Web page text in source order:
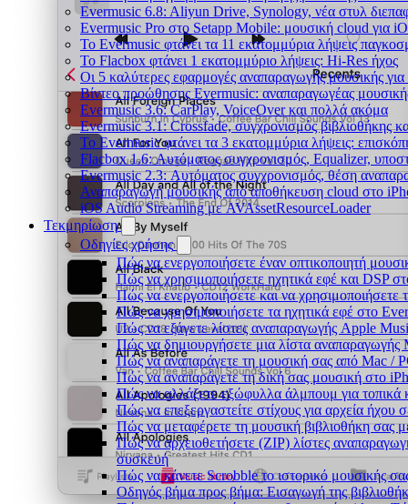
Evermusic 6.8: Aliyun Drive, Synology, νέα στυλ
Evermusic Pro στο Setapp Mobile: μουσική cloud για
Το Evermusic φτάνει τα 11 εκατομμύρια λήψεις
Το Flacbox φτάνει 1 εκατομμύριο λήψεις: Hi-Res ήχος
Οι 5 καλύτερες εφαρμογές αναπαραγωγής μουσικής
Βίντεο προώθησης Evermusic: αναπαραγωγέας
Evermusic 3.6: CarPlay, VoiceOver και πολλά ακόμα
Evermusic 3.1: Crossfade, συγχρονισμός βιβλιοθήκης
Το Evermusic φτάνει τα 3 εκατομμύρια λήψεις:
Flacbox 1.6: Αυτόματος συγχρονισμός, Equalizer,
Evermusic 2.3: Αυτόματος συγχρονισμός, θέση
Αναπαραγωγή μουσικής από αποθήκευση cloud στο
iOS Audio Streaming με AVAssetResourceLoader
Τεκμηρίωση
Οδηγίες χρήσης
Πώς να ενεργοποιήσετε έναν οπτικοποιητή
Πώς να χρησιμοποιήσετε ηχητικά εφέ και DSP
Πώς να ενεργοποιήσετε και να
Πώς να χρησιμοποιήσετε τα ηχητικά εφέ στο
Πώς να εξάγετε λίστες αναπαραγωγής Apple
Πώς να δημιουργήσετε μια λίστα
Πώς να αναπαράγετε τη μουσική σας από Mac /
Πώς να αναπαράγετε τη δική σας μουσική στο
Πώς να αλλάξετε εξώφυλλα άλμπουμ για
Πώς να επεξεργαστείτε στίχους για αρχεία
Πώς να μεταφέρετε τη μουσική βιβλιοθήκη
Πώς να αρχειοθετήσετε (ZIP) λίστες
συσκευή
Πώς να κάνετε Scrobble το ιστορικό μουσικής
Οδηγός βήμα προς βήμα: Εισαγωγή της